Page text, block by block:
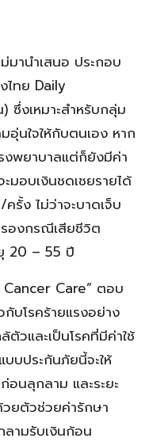
านำเสนอ ประกอบ
ไทย Daily
ซึ่งเหมาะสำหรับกลุ่ม
นใจให้กับตนเอง หาก
งพยาบาลแต่ก็ยังมีค่า
มอบเงินชดเชยรายได้
ง ไม่ว่าจะบาดเจ็บ
องกรณีเสียชีวิต
20 – 55 ปี
Cancer Care” ตอบ
บโรคร้ายแรงอย่าง
ตัวและเป็นโรคที่มีค่าใช้
บประกันภัยนี้จะให้
อนลุกลาม และระยะ
ยตัวช่วยค่ารักษา
ลามรับเงินก้อน